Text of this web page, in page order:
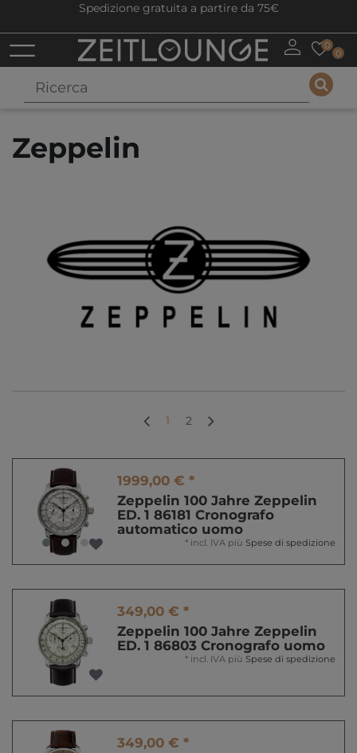
Spedizione gratuita a partire da 75€
0
0
Zeppelin
1 2
1999,00 € *
Zeppelin 100 Jahre Zeppelin
ED. 1 86181 Cronografo
automatico uomo
* incl. IVA più Spese di spedizione
349,00 € *
Zeppelin 100 Jahre Zeppelin
ED. 1 86803 Cronografo uomo
* incl. IVA più Spese di spedizione
349,00 € *